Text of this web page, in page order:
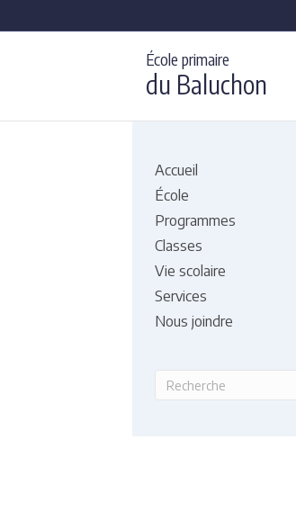
École primaire
du Baluchon
Accueil
École
Programmes
Classes
Vie scolaire
Services
Nous joindre